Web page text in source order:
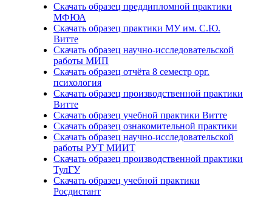
Скачать образец преддипломной практики
МФЮА
Скачать образец практики МУ им. С.Ю.
Витте
Скачать образец научно-исследовательской
работы МИП
Скачать образец отчёта 8 семестр орг.
психология
Скачать образец производственной практики
Витте
Скачать образец учебной практики Витте
Скачать образец ознакомительной практики
Скачать образец научно-исследовательской
работы РУТ МИИТ
Скачать образец производственной практики
ТулГУ
Скачать образец учебной практики
Росдистант